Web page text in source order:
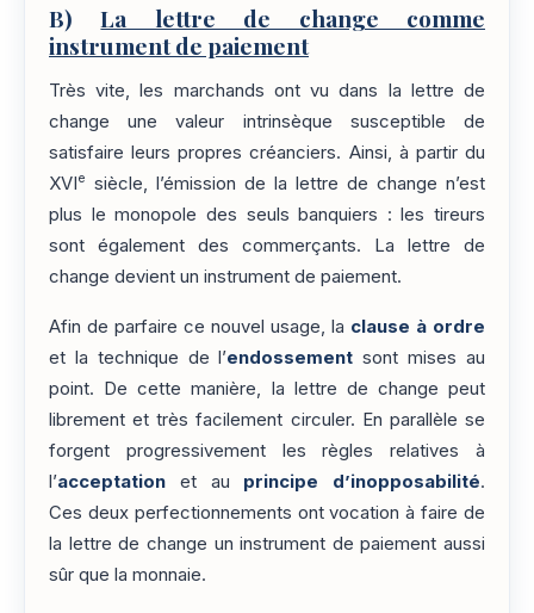
B)La lettre de change comme
instrument de paiement
Très vite, les marchands ont vu dans la lettre de
change une valeur intrinsèque susceptible de
satisfaire leurs propres créanciers. Ainsi, à partir du
XVIe siècle, l’émission de la lettre de change n’est
plus le monopole des seuls banquiers : les tireurs
sont également des commerçants. La lettre de
change devient un instrument de paiement.
Afin de parfaire ce nouvel usage, la clause à ordre
et la technique de l’endossement sont mises au
point. De cette manière, la lettre de change peut
librement et très facilement circuler. En parallèle se
forgent progressivement les règles relatives à
l’acceptation et au principe d’inopposabilité.
Ces deux perfectionnements ont vocation à faire de
la lettre de change un instrument de paiement aussi
sûr que la monnaie.